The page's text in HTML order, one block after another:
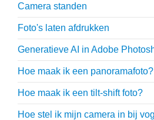
Camera standen
Foto's laten afdrukken
Generatieve AI in Adobe
Hoe maak ik een panoramafoto?
Hoe maak ik een tilt-shift foto?
Hoe stel ik mijn camera in bij